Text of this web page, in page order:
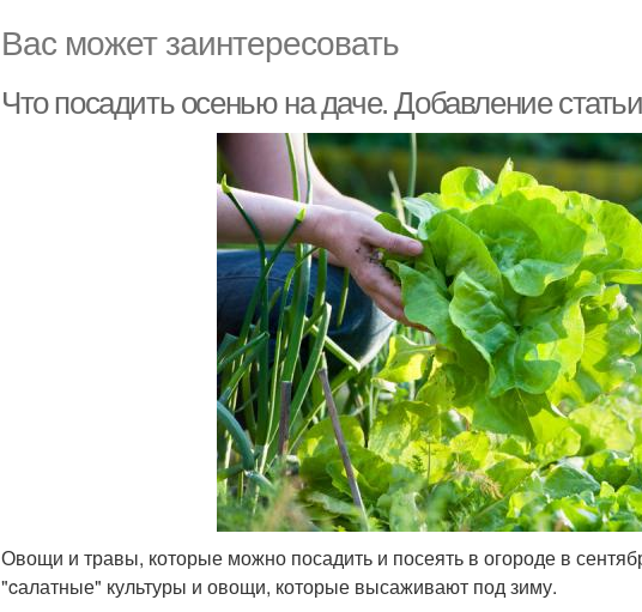
Вас может заинтересовать
Что посадить осенью на даче. Добавление
Овощи и травы, которые можно посадить и посеять в огороде в
"cалатные" культуры и овощи, которые высаживают под зиму.